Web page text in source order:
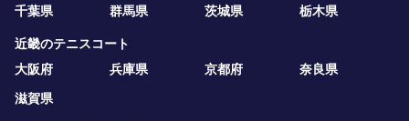
千葉県
群馬県 茨城県 栃木県
近畿のテニスコート
大阪府
兵庫県 京都府
奈良県
滋賀県